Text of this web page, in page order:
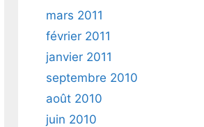
mars 2011
février 2011
janvier 2011
septembre 2010
août 2010
juin 2010